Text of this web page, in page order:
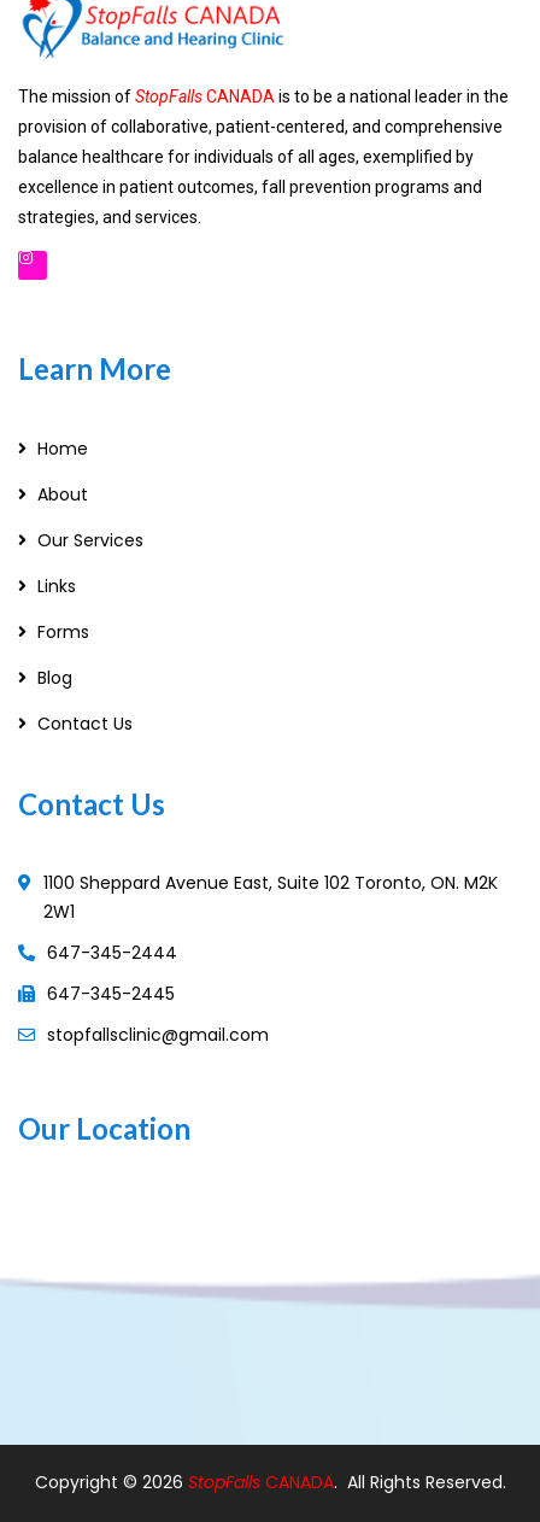
The mission ofStopFallsCANADA is to be a national leader in the
provision of collaborative, patient-centered, and comprehensive
balance healthcare for individuals of all ages, exemplified by
excellence in patient outcomes, fall prevention programs and
strategies, and services.
Learn More
Home
About
Our Services
Links
Forms
Blog
Contact Us
Contact Us
1100 Sheppard Avenue East, Suite 102 Toronto, ON. M2K
2W1
647-345-2444
647-345-2445
stopfallsclinic@gmail.com
Our Location
Copyright © 2026 StopFalls CANADA. All Rights Reserved.